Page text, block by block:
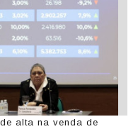
alta na venda de